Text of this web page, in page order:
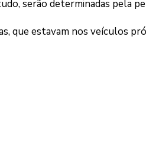
serão determinadas pela
que estavam nos veículos